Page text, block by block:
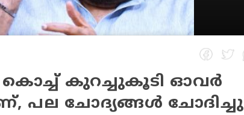
കൊച്ച് കുറച്ചുകൂടി ഓവർ
പല ചോദ്യങ്ങൾ ചോദിച്ചു